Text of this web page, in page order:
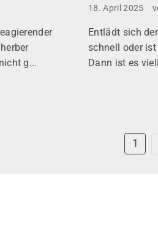
g...
18. April 2025
Entlädt sich
schnell oder
Dann ist es
1